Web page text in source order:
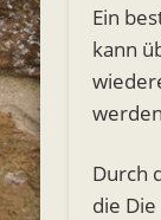
Ein
kann
Durch
die